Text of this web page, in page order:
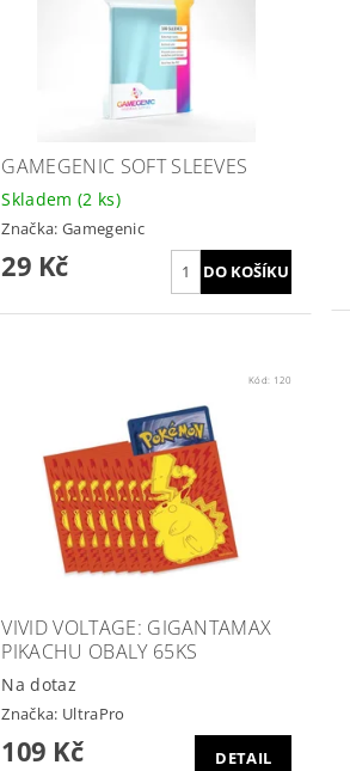
GAMEGENIC SOFT SLEEVES
Skladem (2 ks)
Značka: Gamegenic
29 Kč
Kód: 120
VIVID VOLTAGE: GIGANTAMAX
PIKACHU OBALY 65KS
Na dotaz
Značka: UltraPro
109 Kč DETAIL